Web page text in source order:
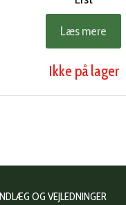
Læs mere
Ikke på lager
INDLÆG OG VEJLEDNINGER